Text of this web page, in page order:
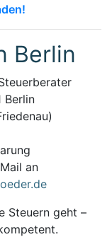
Berlin
Berlin
an
Steuern geht –